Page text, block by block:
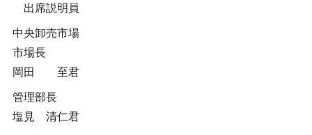
出席説明員
中央卸売市場
市場長
岡田 至君
管理部長
塩見 清仁君